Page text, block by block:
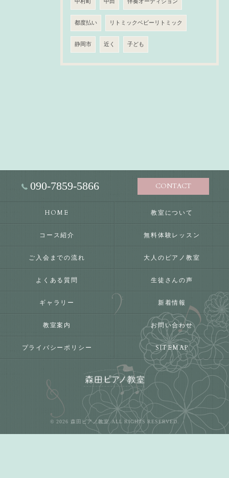
中村町 中田 伴奏オーディション
都度払い リトミックベビーリトミック
静岡市 近く 子ども
090-7859-5866 CONTACT
HOME 教室について
コース紹介 無料体験レッスン
ご入会までの流れ 大人のピアノ教室
よくある質問 生徒さんの声
ギャラリー 新着情報
教室案内 お問い合わせ
プライバシーポリシー SITEMAP
© 2026 森田ピアノ教室 ALL RIGHTS RESERVED.